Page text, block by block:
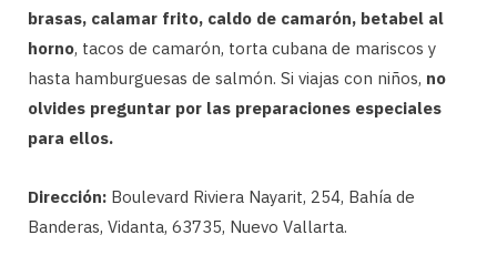
brasas, calamar frito, caldo de camarón, betabel al
horno, tacos de camarón, torta cubana de mariscos y
hasta hamburguesas de salmón. Si viajas con niños, no
olvides preguntar por las preparaciones especiales
para ellos.
Dirección: Boulevard Riviera Nayarit, 254, Bahía de
Banderas, Vidanta, 63735, Nuevo Vallarta.